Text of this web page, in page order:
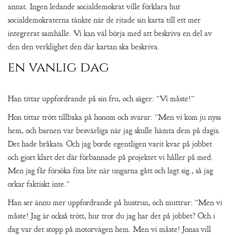
annat. Ingen ledande socialdemokrat ville förklara hur
socialdemokraterna tänkte när de ritade sin karta till ett mer
integrerat samhälle. Vi kan väl börja med att beskriva en del av
den den verklighet den där kartan ska beskriva.
en vanlig dag
Han tittar uppfordrande på sin fru, och säger: ”Vi måste!”
Hon tittar trött tillbaka på honom och svarar: ”Men vi kom ju nyss
hem, och barnen var besvärliga när jag skulle hämta dem på dagis.
Det hade bråkats. Och jag borde egentligen varit kvar på jobbet
och gjort klart det där förbannade på projektet vi håller på med.
Men jag får försöka fixa lite när ungarna gått och lagt sig., så jag
orkar faktiskt inte.”
Han ser ännu mer uppfordrande på hustrun, och muttrar: ”Men vi
måste! Jag är också trött, hur tror du jag har det på jobbet? Och i
dag var det stopp på motorvägen hem. Men vi måste! Jonas vill